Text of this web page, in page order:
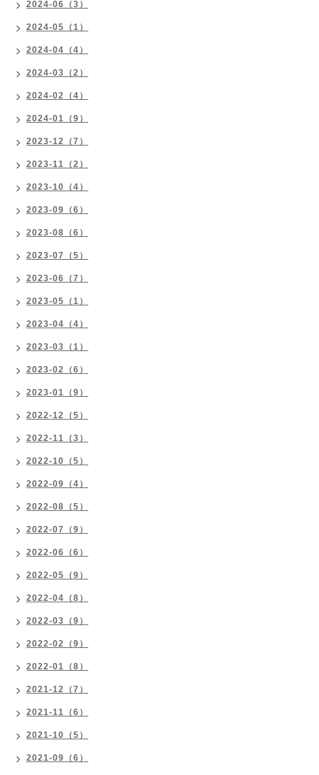
2024-06（3）
2024-05（1）
2024-04（4）
2024-03（2）
2024-02（4）
2024-01（9）
2023-12（7）
2023-11（2）
2023-10（4）
2023-09（6）
2023-08（6）
2023-07（5）
2023-06（7）
2023-05（1）
2023-04（4）
2023-03（1）
2023-02（6）
2023-01（9）
2022-12（5）
2022-11（3）
2022-10（5）
2022-09（4）
2022-08（5）
2022-07（9）
2022-06（6）
2022-05（9）
2022-04（8）
2022-03（9）
2022-02（9）
2022-01（8）
2021-12（7）
2021-11（6）
2021-10（5）
2021-09（6）